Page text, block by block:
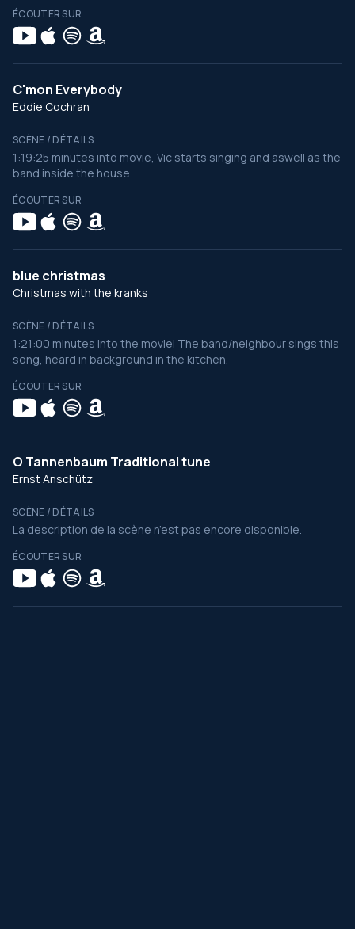
ÉCOUTER SUR
C'mon Everybody
Eddie Cochran
SCÈNE / DÉTAILS
1:19:25 minutes into movie, Vic starts singing and aswell as the
band inside the house
ÉCOUTER SUR
blue christmas
Christmas with the kranks
SCÈNE / DÉTAILS
1:21:00 minutes into the movie| The band/neighbour sings this
song, heard in background in the kitchen.
ÉCOUTER SUR
O Tannenbaum Traditional tune
Ernst Anschütz
SCÈNE / DÉTAILS
La description de la scène n’est pas encore disponible.
ÉCOUTER SUR